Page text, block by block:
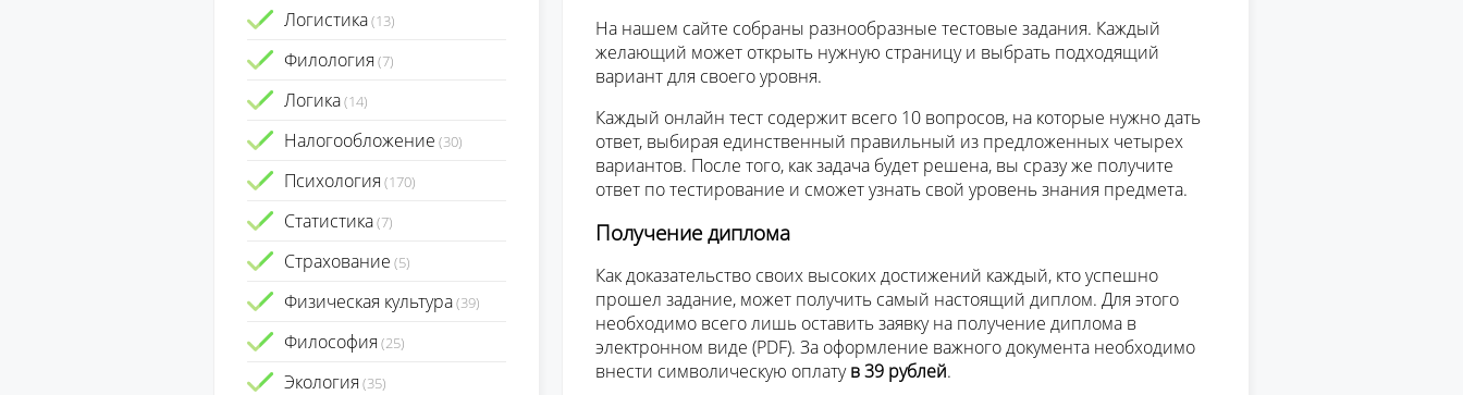
Логистика(13)
Филология (7)
Логика(14)
Налогообложение (30)
Психология (170)
Статистика(7)
Страхование (5)
Физическая культура(39)
Философия (25)
Экология (35)
На нашем сайте собраны разнообразные тестовые задания. Каждый
желающий может открыть нужную страницу и выбрать подходящий
вариант для своего уровня.
Каждый онлайн тест содержит всего 10 вопросов, на которые нужно дать
ответ, выбирая единственный правильный из предложенных четырех
вариантов. После того, как задача будет решена, вы сразу же получите
ответ по тестирование и сможет узнать свой уровень знания предмета.
Получение диплома
Как доказательство своих высоких достижений каждый, кто успешно
прошел задание, может получить самый настоящий диплом. Для этого
необходимо всего лишь оставить заявку на получение диплома в
электронном виде (PDF). За оформление важного документа необходимо
внести символическую оплатув 39 рублей.